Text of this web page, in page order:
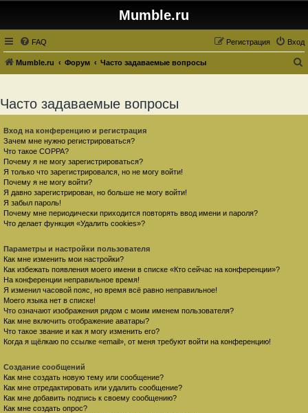
Mumble.ru
FAQ Вход
Регистрация
Mumble.ru Форум Часто задаваемые вопросы
Часто задаваемые вопросы
Вход на конференцию и регистрация
Зачем мне нужно регистрироваться?
Что такое COPPA?
Почему я не могу зарегистрироваться?
Я только что зарегистрировался, но не могу войти!
Почему я не могу войти?
Я давно зарегистрирован, но больше не могу войти!
Я забыл пароль!
Почему мне периодически приходится повторять ввод имени и пароля?
Что делает функция «Удалить cookies»?
Параметры и настройки пользователя
Как мне изменить мои настройки?
Как избежать появления моего имени в списке «Кто сейчас на конференции»?
На конференции неправильное время!
Я изменил часовой пояс, но время всё равно неправильное!
Моего языка нет в списке!
Что означают изображения рядом с моим именем пользователя?
Как мне включить отображение аватары?
Что такое звание и как я могу изменить его?
Когда я щёлкаю по ссылке «email», от меня требуют войти на конференцию!
Создание сообщений
Как мне создать новую тему или сообщение?
Как мне отредактировать или удалить сообщение?
Как мне добавить подпись к своему сообщению?
Как мне создать опрос?